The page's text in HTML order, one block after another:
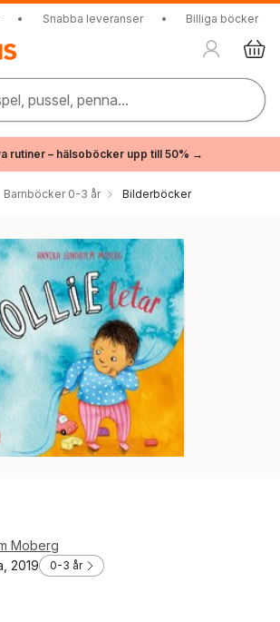
• Snabba leveranser • Billiga böcker
pussel, penna...
rutiner – hälsoböcker upp till 50% →
Barnböcker 0-3 år Bilderböcker
Moberg
2019
0-3 år
antal röster: